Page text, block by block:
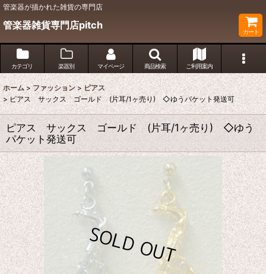
管楽器が描かれた雑貨の専門店
管楽器雑貨専門店pitch
カート
カテゴリ 楽器別 マイページ 商品検索 ご利用案内
ホーム > ファッション > ピアス
> ピアス サックス ゴールド (片耳/1ヶ売り) ◇ゆうパケット発送可
ピアス サックス ゴールド (片耳/1ヶ売り) ◇ゆう
パケット発送可